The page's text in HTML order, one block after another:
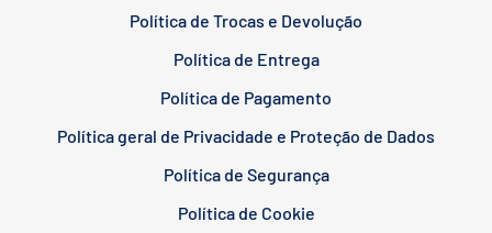
Política de Trocas e Devolução
Política de Entrega
Política de Pagamento
Política geral de Privacidade e Proteção de Dados
Política de Segurança
Política de Cookie